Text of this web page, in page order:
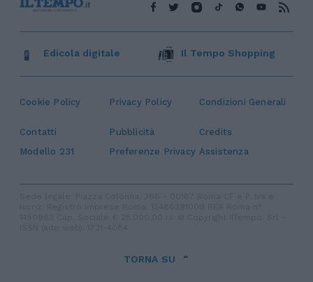
Cookie Policy Privacy Policy Condizioni Generali
Contatti Pubblicità
Credits
Modello 231
Preferenze Privacy Assistenza
Edicola digitale Il Tempo Shopping
TORNA SU